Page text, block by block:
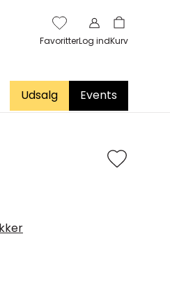
FavoritterLog indKurv
Udsalg Events